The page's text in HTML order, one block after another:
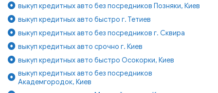
выкуп кредитных авто без посредников Позняки, Киев
выкуп кредитных авто быстро г. Тетиев
выкуп кредитных авто без посредников г. Сквира
выкуп кредитных авто срочно г. Киев
выкуп кредитных авто быстро Осокорки, Киев
выкуп кредитных авто без посредников
Академгородок, Киев